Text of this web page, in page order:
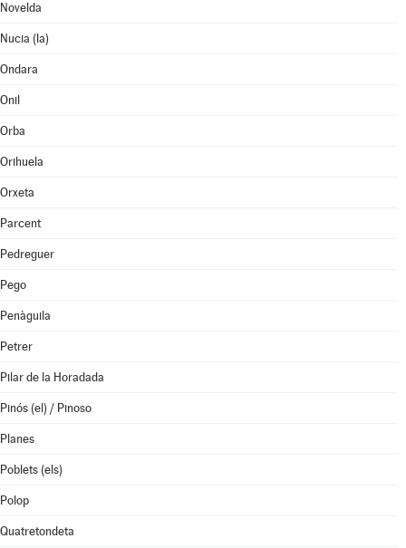
Novelda
Nucia (la)
Ondara
Onil
Orba
Orihuela
Orxeta
Parcent
Pedreguer
Pego
Penàguila
Petrer
Pilar de la Horadada
Pinós (el) / Pinoso
Planes
Poblets (els)
Polop
Quatretondeta